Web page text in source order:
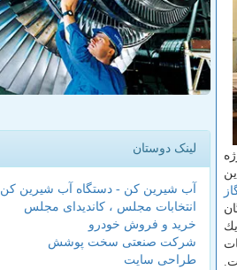
لینک دوستان
آب شیرین کن - دستگاه آب شیرین کن
انتخابات مجلس ، کاندیدای مجلس
خرید و فروش خودرو
شرکت صنعتی سخت پوشش
طراحی سایت